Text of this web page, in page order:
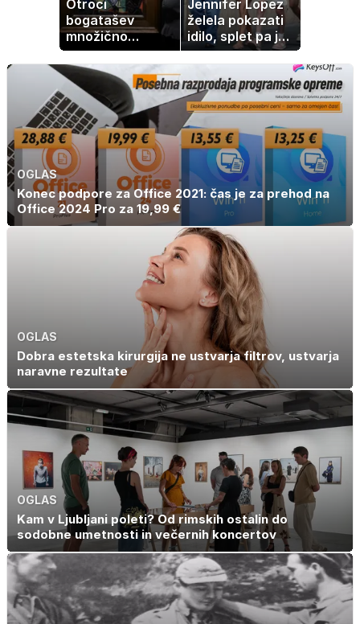
Otroci
bogatašev
množično
prodajajo
družinske
zbirke: raje imajo
denar kot
umetnine
Jennifer Lopez
želela pokazati
idilo, splet pa je
razburila ena
stvar
OGLAS
Konec podpore za Office 2021: čas je za prehod na
Office 2024 Pro za 19,99 €
OGLAS
Dobra estetska kirurgija ne ustvarja filtrov, ustvarja
naravne rezultate
OGLAS
Kam v Ljubljani poleti? Od rimskih ostalin do
sodobne umetnosti in večernih koncertov